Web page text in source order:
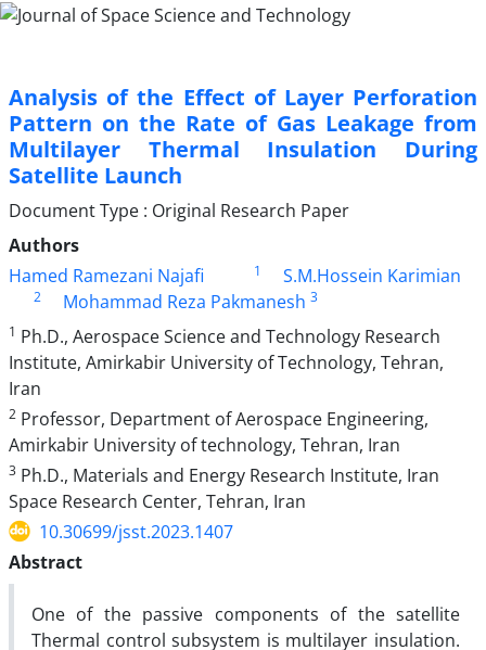
Analysis of the Effect of Layer Perforation
Pattern on the Rate of Gas Leakage from
Multilayer Thermal Insulation During
Satellite Launch
Document Type : Original Research Paper
Authors
Hamed Ramezani Najafi
1 S.M.Hossein Karimian
2 Mohammad Reza Pakmanesh 3
1 Ph.D., Aerospace Science and Technology Research
Institute, Amirkabir University of Technology, Tehran,
Iran
2 Professor, Department of Aerospace Engineering,
Amirkabir University of technology, Tehran, Iran
3 Ph.D., Materials and Energy Research Institute, Iran
Space Research Center, Tehran, Iran
10.30699/jsst.2023.1407
Abstract
One of the passive components of the satellite
Thermal control subsystem is multilayer insulation.